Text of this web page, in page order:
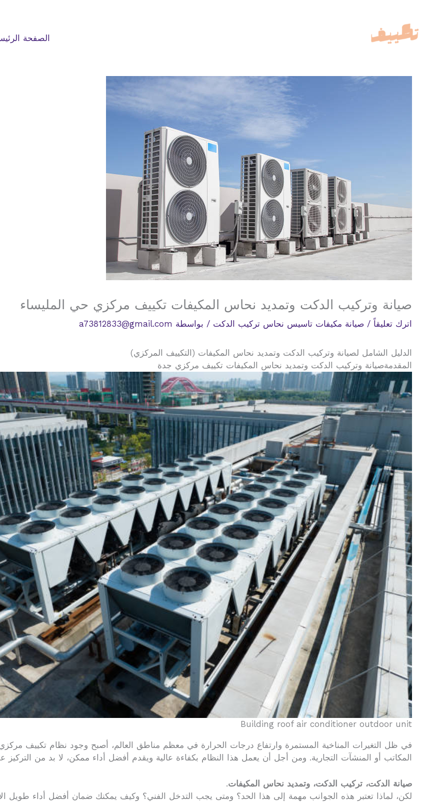
الصفحة
صيانة وتركيب الدكت وتمديد نحاس المكيفات تكييف مركزي حي المليساء
اترك تعليقاً / صيانة مكيفات تاسيس نحاس تركيب الدكت / بواسطة a73812833@gmail.com
الدليل الشامل لصيانة وتركيب الدكت وتمديد نحاس المكيفات (التكييف المركزي)
المقدمةصيانة وتركيب الدكت وتمديد نحاس المكيفات تكييف مركزي جدة
Building roof air conditioner outdoor unit
في ظل التغيرات المناخية المستمرة وارتفاع درجات الحرارة في معظم مناطق العالم، أصبح وجود نظام تكييف
المكاتب أو المنشآت التجارية. ومن أجل أن يعمل هذا النظام بكفاءة عالية ويقدم أفضل أداء ممكن، لا بد من التركيز
صيانة الدكت، تركيب الدكت، وتمديد نحاس المكيفات.
لكن، لماذا تعتبر هذه الجوانب مهمة إلى هذا الحد؟ ومتى يجب التدخل الفني؟ وكيف يمكنك ضمان أفضل أداء طويل